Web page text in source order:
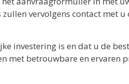
vervolgens contact met u
investering is en dat u de
met betrouwbare en ervaren